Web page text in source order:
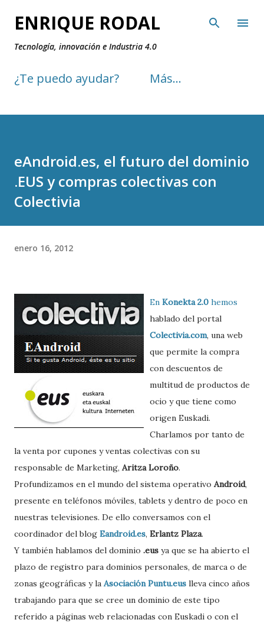
Ir al contenido principal
ENRIQUE RODAL
Tecnología, innovación e Industria 4.0
¿Te puedo ayudar? Más…
eAndroid.es, el futuro del dominio
.EUS y compras colectivas con
Colectivia
enero 16, 2012
En Konekta 2.0 hemos
hablado del portal
Colectivia.com, una web
que permite la compra
con descuentos de
multitud de productos de
ocio y que tiene como
origen Euskadi.
Charlamos por tanto de
la venta por cupones y ventas colectivas con su
responsable de Marketing, Aritza Loroño.
Profundizamos en el mundo del sistema operativo Android,
presente en teléfonos móviles, tablets y dentro de poco en
nuestras televisiones. De ello conversamos con el
coordinador del blog Eandroid.es, Erlantz Plaza.
Y también hablamos del dominio .eus ya que se ha abierto el
plazo de registro para dominios personales, de marca o de
zonas geográficas y la Asociación Puntu.eus lleva cinco años
trabajando para que se cree un dominio de este tipo
referido a páginas web relacionadas con Euskadi o con el